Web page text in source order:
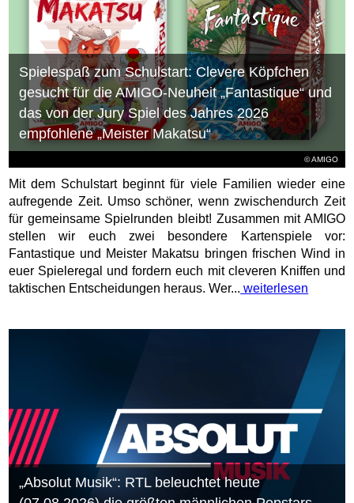
© AMIGO
Spielespaß zum Schulstart: Clevere Köpfchen
gesucht für die AMIGO-Neuheit „Fantastique“ und
das von der Jury Spiel des Jahres 2026
empfohlene „Meister Makatsu“
Mit dem Schulstart beginnt für viele Familien wieder eine
aufregende Zeit. Umso schöner, wenn zwischendurch Zeit
für gemeinsame Spielrunden bleibt! Zusammen mit AMIGO
stellen wir euch zwei besondere Kartenspiele vor:
Fantastique und Meister Makatsu bringen frischen Wind in
euer Spieleregal und fordern euch mit cleveren Kniffen und
taktischen Entscheidungen heraus. Wer... weiterlesen
„Absolut Musik“: RTL beleuchtet heute